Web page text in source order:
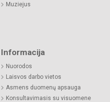
Muziejus
Informacija
Nuorodos
Laisvos darbo vietos
Asmens duomenų apsauga
Konsultavimasis su visuomene